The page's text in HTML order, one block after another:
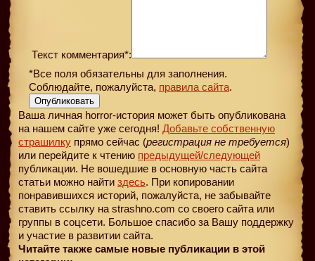
Текст комментария*:
*Все поля обязательны для заполнения.
Соблюдайте, пожалуйста, правила сайта.
Опубликовать
Ваша личная horror-история может быть опубликована
на нашем сайте уже сегодня! Добавьте собственную
страшилку прямо сейчас (регистрация не требуется)
или перейдите к чтению предыдущей/следующей
публикации. Не вошедшие в основную часть сайта
статьи можно найти здесь. При копировании
понравившихся историй, пожалуйста, не забывайте
ставить ссылку на strashno.com со своего сайта или
группы в соцсети. Большое спасибо за Вашу поддержку
и участие в развитии сайта.
Читайте также самые новые публикации в этой